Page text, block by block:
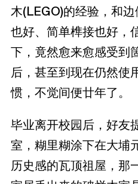
木(LEGO)的经验，和
也好、简单榫接也好，
下，竟然愈来愈感受到
后，甚至到现在仍然使
惯，不觉间便廿年了。
毕业离开校园后，好友
室，糊里糊涂下在大埔
历史感的瓦顶祖屋，那